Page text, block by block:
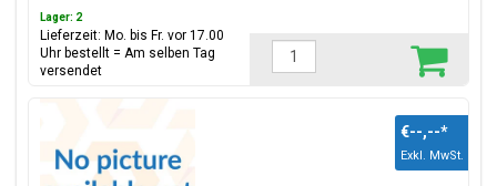
Lager: 2
Lieferzeit: Mo. bis Fr. vor 17.00
Uhr bestellt = Am selben Tag
versendet
€--,--*
Exkl. MwSt.